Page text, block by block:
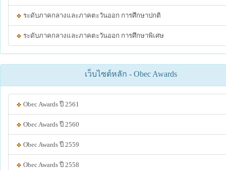
ระดับภาคกลางและภาคตะวันออก การศึกษาปกติ
ระดับภาคกลางและภาคตะวันออก การศึกษาพิเศษ
เว็บไซต์หลัก - Obec Awards
Obec Awards ปี 2561
Obec Awards ปี 2560
Obec Awards ปี 2559
Obec Awards ปี 2558